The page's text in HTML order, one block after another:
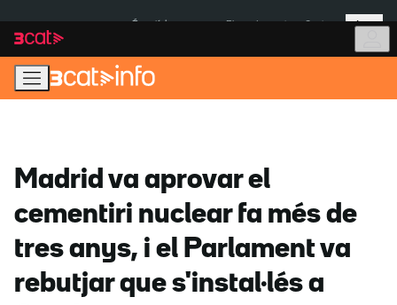
navegació
principal
contingut
Més
Madrid va aprovar el
cementiri nuclear fa més de
tres anys, i el Parlament va
rebutjar que s'instal·lés a